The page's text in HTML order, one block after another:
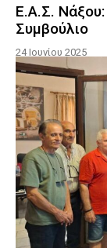
Ε.Α.Σ.
Συμβούλιο
24 Ιουνίου 2025